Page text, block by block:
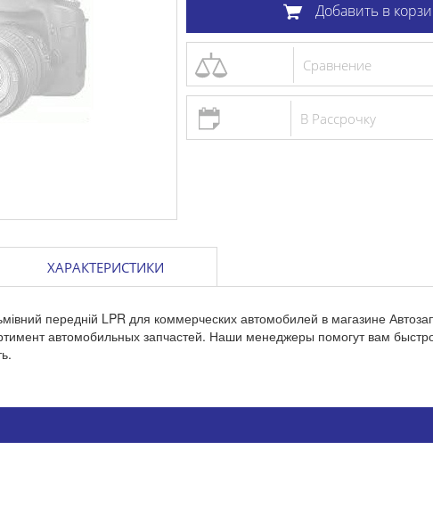
Добавить в
Сравнение
В Рассрочку
ХАРАКТЕРИСТИКИ
передній LPR для коммерческих автомобилей в магазине
автомобильных запчастей. Наши менеджеры помогут вам